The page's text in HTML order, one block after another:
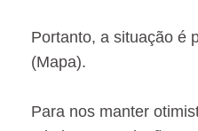
Portanto, a situação é
(Mapa).
Para nos manter